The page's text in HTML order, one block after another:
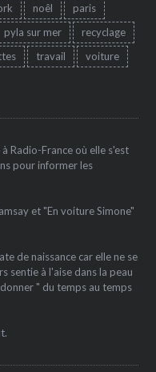
noêl
paris
pyla sur mer
recyclage
travail
voiture
Radio-France où elle s'est
pour informer les
et "En voiture Simone"
de naissance car elle ne se
sentie à l'aise dans la peau
" du temps au temps